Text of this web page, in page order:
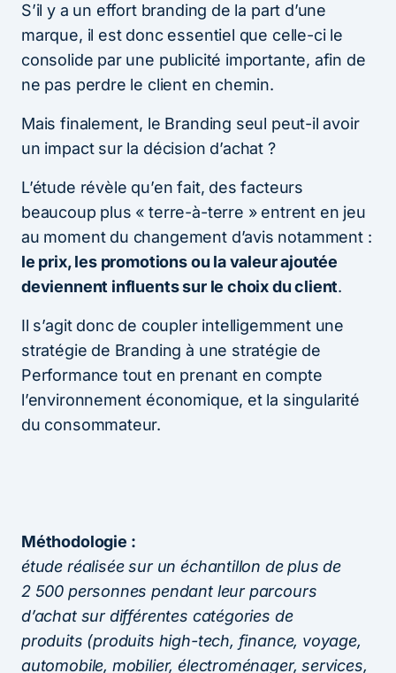
S’il y a un effort branding de la part d’une
marque, il est donc essentiel que celle-ci le
consolide par une publicité importante, afin de
ne pas perdre le client en chemin.
Mais finalement, le Branding seul peut-il avoir
un impact sur la décision d’achat ?
L’étude révèle qu’en fait, des facteurs
beaucoup plus « terre-à-terre » entrent en jeu
au moment du changement d’avis notamment :
le prix, les promotions ou la valeur ajoutée
deviennent influents sur le choix du client.
Il s’agit donc de coupler intelligemment une
stratégie de Branding à une stratégie de
Performance tout en prenant en compte
l’environnement économique, et la singularité
du consommateur.
Méthodologie :
étude réalisée sur un échantillon de plus de
2 500 personnes pendant leur parcours
d’achat sur différentes catégories de
produits (produits high-tech, finance, voyage,
automobile, mobilier, électroménager, services,